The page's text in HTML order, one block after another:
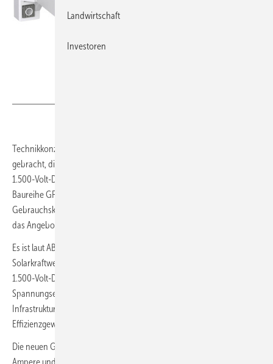
Technikkonzern ABB hat neue kompakte Schütze auf den Markt
gebracht, die Photovoltaikkraftwerke in die Lage versetzen, eine
1.500-Volt-DC-Architektur zu installieren. Die neuen Schütze der
Baureihe GF bis 1.500 Volt DC erfüllen erstmals die neue IEC-
Gebrauchskategorie für Solaranwendungen DC-PV3 und erweitern
das Angebot an Lösungen für die Spannungsebene 1.500 Volt DC.
Es ist laut ABB zu erwarten, dass bis Ende 2020 fast alle neuen
Solarkraftwerke mit einer Leistung von mehr als einem Megawatt
1.500-Volt-DC-Systeme sein werden. Die Architektur mit höherer
Spannungsebene ermöglicht den Bau kleinerer elektrischer
Infrastrukturanlagen und führt deshalb zu erheblichen
Effizienzgewinnen.
Die neuen GF-Schütze von ABB schalten bidirektional Lasten bis 1.050
Landwirtschaft
Investoren